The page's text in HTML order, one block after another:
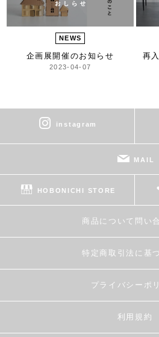
NEWS
企画展開催のお知らせ
2023-04-07
再
instagram
MAIL
HOBONICHI STORE
商品について問い
特定商取引法に基
プライバシーポ
利用規約